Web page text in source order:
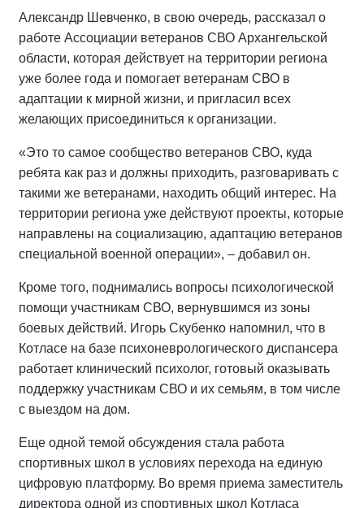
Александр Шевченко, в свою очередь, рассказал о
работе Ассоциации ветеранов СВО Архангельской
области, которая действует на территории региона
уже более года и помогает ветеранам СВО в
адаптации к мирной жизни, и пригласил всех
желающих присоединиться к организации.
«Это то самое сообщество ветеранов СВО, куда
ребята как раз и должны приходить, разговаривать с
такими же ветеранами, находить общий интерес. На
территории региона уже действуют проекты, которые
направлены на социализацию, адаптацию ветеранов
специальной военной операции», – добавил он.
Кроме того, поднимались вопросы психологической
помощи участникам СВО, вернувшимся из зоны
боевых действий. Игорь Скубенко напомнил, что в
Котласе на базе психоневрологического диспансера
работает клинический психолог, готовый оказывать
поддержку участникам СВО и их семьям, в том числе
с выездом на дом.
Еще одной темой обсуждения стала работа
спортивных школ в условиях перехода на единую
цифровую платформу. Во время приема заместитель
директора одной из спортивных школ Котласа